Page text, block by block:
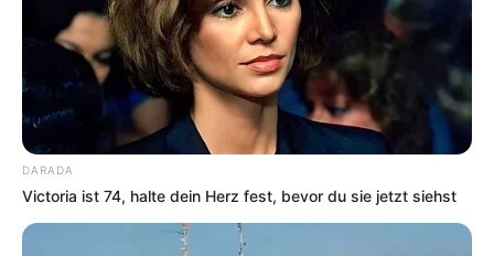
DARADA
Victoria ist 74, halte dein Herz fest, bevor du sie jetzt siehst